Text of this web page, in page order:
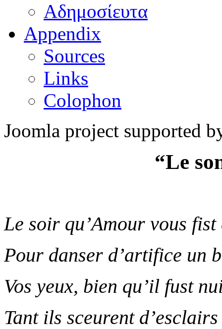
Αδημοσίευτα
Appendix
Sources
Links
Colophon
Joomla project supported
“Le
Le soir qu’Amour vous
Pour danser d’artifice un
Vos yeux, bien qu’il fust
Tant ils sceurent